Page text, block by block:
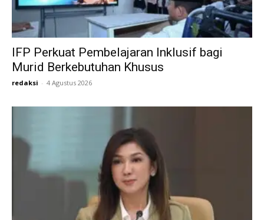
IFP Perkuat Pembelajaran Inklusif bagi
Murid Berkebutuhan Khusus
redaksi - 4 Agustus 2026